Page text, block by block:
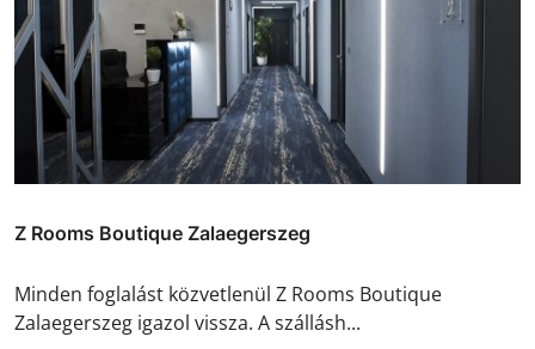
Z Rooms Boutique Zalaegerszeg
Minden foglalást közvetlenül Z Rooms Boutique
Zalaegerszeg igazol vissza. A szállásh...